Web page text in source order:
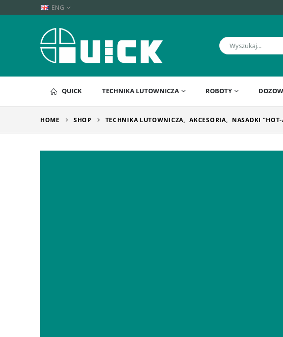
ENG
QUICK TECHNIKA LUTOWNICZA ROBOTY
HOME SHOP TECHNIKA LUTOWNICZA, AKCESORIA, NASADKI